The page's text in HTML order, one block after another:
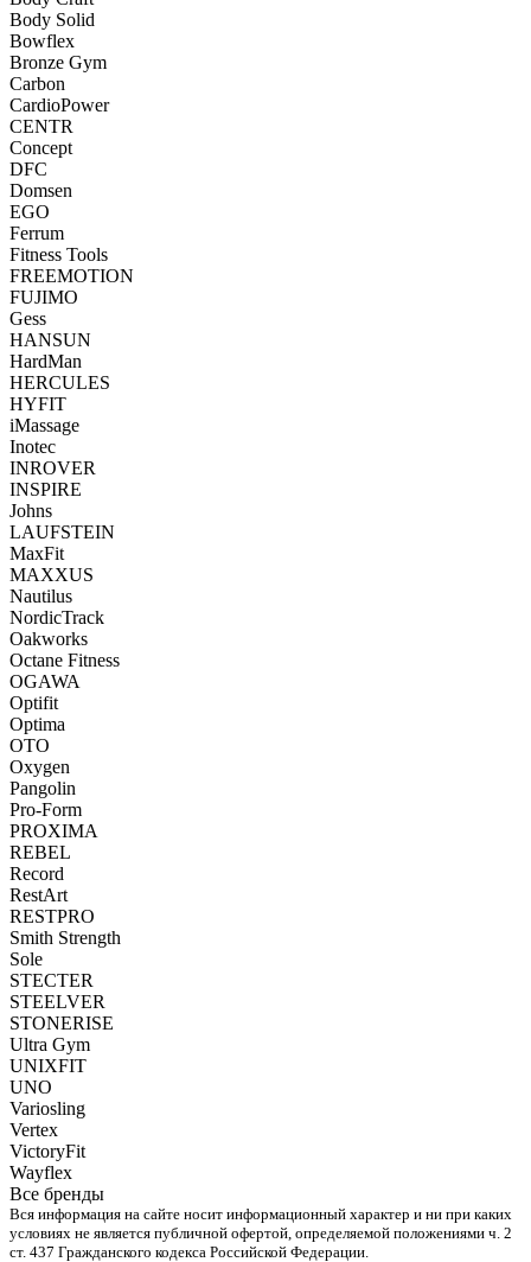
Body Solid
Bowflex
Bronze Gym
Carbon
CardioPower
CENTR
Concept
DFC
Domsen
EGO
Ferrum
Fitness Tools
FREEMOTION
FUJIMO
Gess
HANSUN
HardMan
HERCULES
HYFIT
iMassage
Inotec
INROVER
INSPIRE
Johns
LAUFSTEIN
MaxFit
MAXXUS
Nautilus
NordicTrack
Oakworks
Octane Fitness
OGAWA
Optifit
Optima
OTO
Oxygen
Pangolin
Pro-Form
PROXIMA
REBEL
Record
RestArt
RESTPRO
Smith Strength
Sole
STECTER
STEELVER
STONERISE
Ultra Gym
UNIXFIT
UNO
Variosling
Vertex
VictoryFit
Wayflex
Все бренды
Вся информация на сайте носит информационный характер и ни при каких
условиях не является публичной офертой, определяемой положениями ч. 2
ст. 437 Гражданского кодекса Российской Федерации.